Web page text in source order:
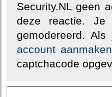
Security.NL geen
deze reactie. Je
gemodereerd.
account aanmaken
captchacode